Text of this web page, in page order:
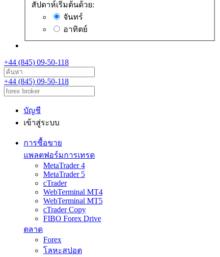
สัปดาห์เริ่มต้นด้วย:
จันทร์
อาทิตย์
+44 (845) 09-50-118
+44 (845) 09-50-118
บัญชี
เข้าสู่ระบบ
การซื้อขาย
แพลตฟอร์มการเทรด
MetaTrader 4
MetaTrader 5
cTrader
WebTerminal MT4
WebTerminal MT5
cTrader Copy
FIBO Forex Drive
ตลาด
Forex
โลหะสปอต